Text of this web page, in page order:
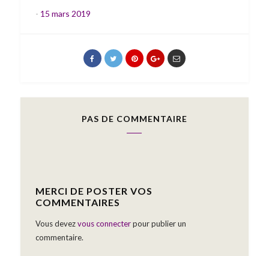
- 15 mars 2019
PAS DE COMMENTAIRE
MERCI DE POSTER VOS
COMMENTAIRES
Vous devezvous connecterpour publier un
commentaire.